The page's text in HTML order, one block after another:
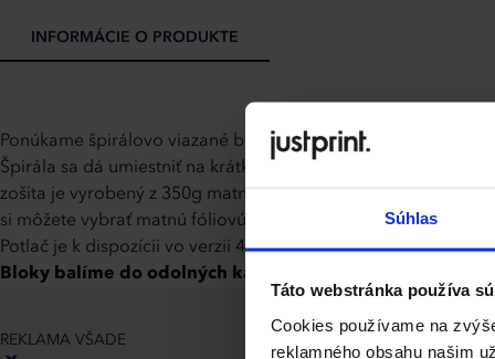
Súhlas
Táto webstránka používa
Cookies používame na
reklamného obsahu našim
INFORMÁCIE O PRODUKTE
Ponúkame špirálovo viazané bloky v štyroch formátoch: A6,
Špirála sa dá umiestniť na krátku alebo dlhú stranu a
zošita je vyrobený z 350g matného kriedového papiera a
si môžete vybrať matnú fóliovú úpravu alebo priehľadný PVC
Potlač je k dispozícii vo verzii 4/0 alebo 4/4.
Bloky balíme do odolných kartónových krabíc vlnitej
REKLAMA VŠADE